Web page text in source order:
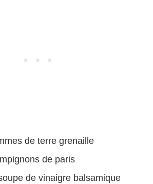
de terre grenaille
de paris
de vinaigre balsamique